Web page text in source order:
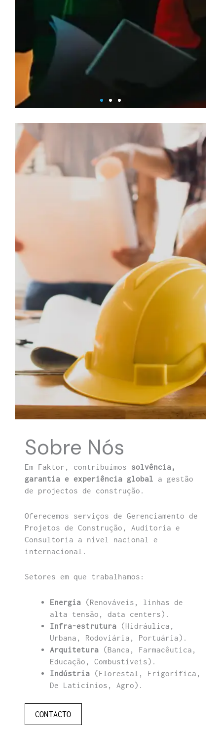
Sobre Nós
Em Faktor, contribuímos solvência,
garantia e experiência global a gestão
de projectos de construção.
Oferecemos serviços de Gerenciamento de
Projetos de Construção, Auditoria e
Consultoria a nível nacional e
internacional.
Setores em que trabalhamos:
Energia (Renováveis, linhas de
alta tensão, data centers).
Infra-estrutura (Hidráulica,
Urbana, Rodoviária, Portuária).
Arquitetura (Banca, Farmacêutica,
Educação, Combustíveis).
Indústria (Florestal, Frigorífica,
De Laticínios, Agro).
CONTACTO